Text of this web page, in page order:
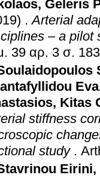
, Geleris
.Arterial
– a pilot
τόμ. 39 αρ. 3
Eva
, Kitas
stiffness
study .
Eirini,